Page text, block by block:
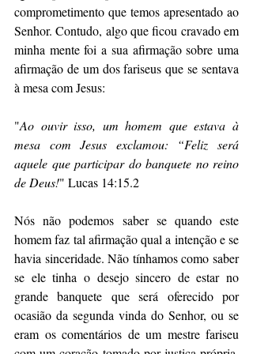
comprometimento que temos apresentado ao
Senhor. Contudo, algo que ficou cravado em
minha mente foi a sua afirmação sobre uma
afirmação de um dos fariseus que se sentava
à mesa com Jesus:
"Ao ouvir isso, um homem que estava à
mesa com Jesus exclamou: “Feliz será
aquele que participar do banquete no reino
de Deus!" Lucas 14:15.2
Nós não podemos saber se quando este
homem faz tal afirmação qual a intenção e se
havia sinceridade. Não tínhamos como saber
se ele tinha o desejo sincero de estar no
grande banquete que será oferecido por
ocasião da segunda vinda do Senhor, ou se
eram os comentários de um mestre fariseu